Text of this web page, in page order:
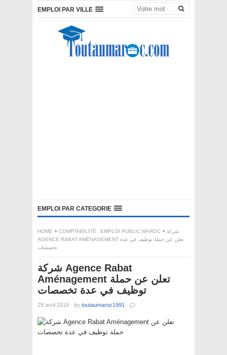
EMPLOI PAR VILLE
EMPLOI PAR CATEGORIE
HOME COMPTABILITÉ , EMPLOI PUBLIC MAROC
شركة
AGENCE RABAT AMÉNAGEMENT تعلن عن حملة توظيف في عدة
تخصصات
شركة Agence Rabat
Aménagement تعلن عن حملة
توظيف في عدة تخصصات
29 avril 2019 · by toutaumaroc1991 ·